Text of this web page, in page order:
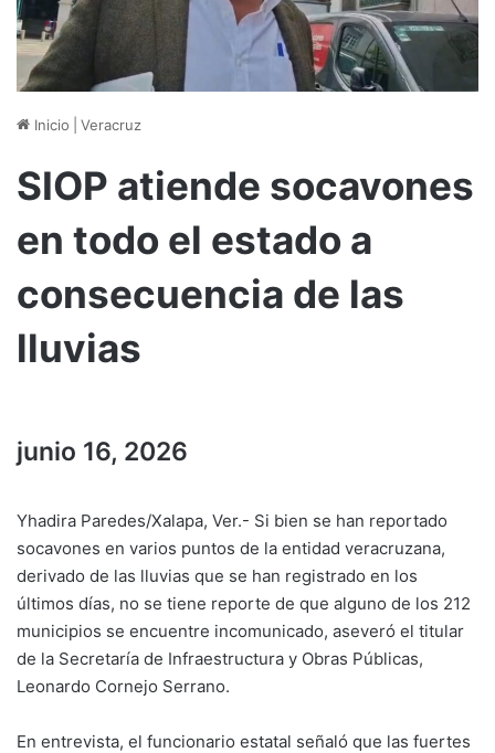
Inicio Veracruz
SIOP atiende socavones
en todo el estado a
consecuencia de las
lluvias
junio 16, 2026
Yhadira Paredes/Xalapa, Ver.- Si bien se han reportado
socavones en varios puntos de la entidad veracruzana,
derivado de las lluvias que se han registrado en los
últimos días, no se tiene reporte de que alguno de los 212
municipios se encuentre incomunicado, aseveró el titular
de la Secretaría de Infraestructura y Obras Públicas,
Leonardo Cornejo Serrano.
En entrevista, el funcionario estatal señaló que las fuertes